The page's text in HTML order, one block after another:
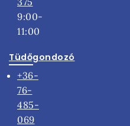
9:00-
11:00
Tüdőgondozó
+36-
76-
485-
069